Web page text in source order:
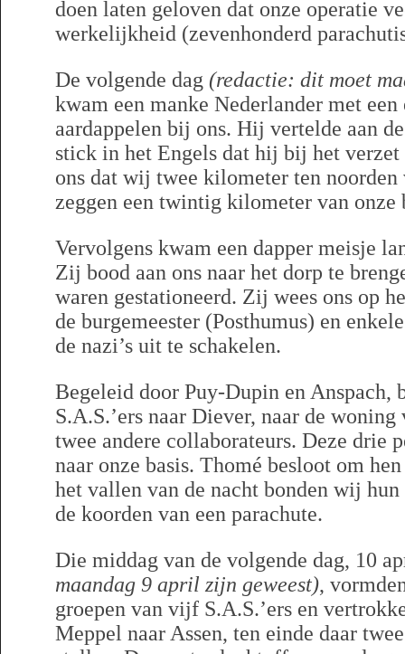
doen laten geloven dat onze operatie
werkelijkheid (zevenhonderd
De volgende dag (redactie: dit moet
kwam een manke Nederlander met
aardappelen bij ons. Hij vertelde aan
stick in het Engels dat hij bij het verzet
ons dat wij twee kilometer ten
zeggen een twintig kilometer van onze
Vervolgens kwam een dapper meisje
Zij bood aan ons naar het dorp te
waren gestationeerd. Zij wees ons op
de burgemeester (Posthumus) en
de nazi’s uit te schakelen.
Begeleid door Puy-Dupin en Anspach,
S.A.S.’ers naar Diever, naar de
twee andere collaborateurs. Deze drie
naar onze basis. Thomé besloot om
het vallen van de nacht bonden wij
de koorden van een parachute.
Die middag van de volgende dag, 10
maandag 9 april zijn geweest),
groepen van vijf S.A.S.’ers en
Meppel naar Assen, ten einde daar